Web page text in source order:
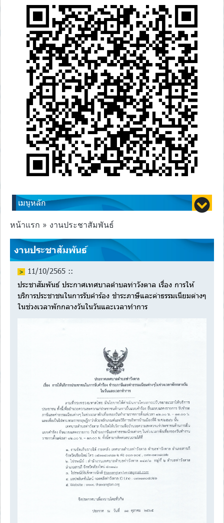
เมนูหลัก
หน้าแรก » งานประชาสัมพันธ์
งานประชาสัมพันธ์
11/10/2565 ::
ประชาสัมพันธ์ ประกาศเทศบาลตำบลท่าวังตาล เรื่อง การให้
บริการประชาชนในการรับคำร้อง ชำระภาษีและค่าธรรมเนียมต่างๆ
ในช่วงเวลาพักกลางวันในวันและเวลาทำการ